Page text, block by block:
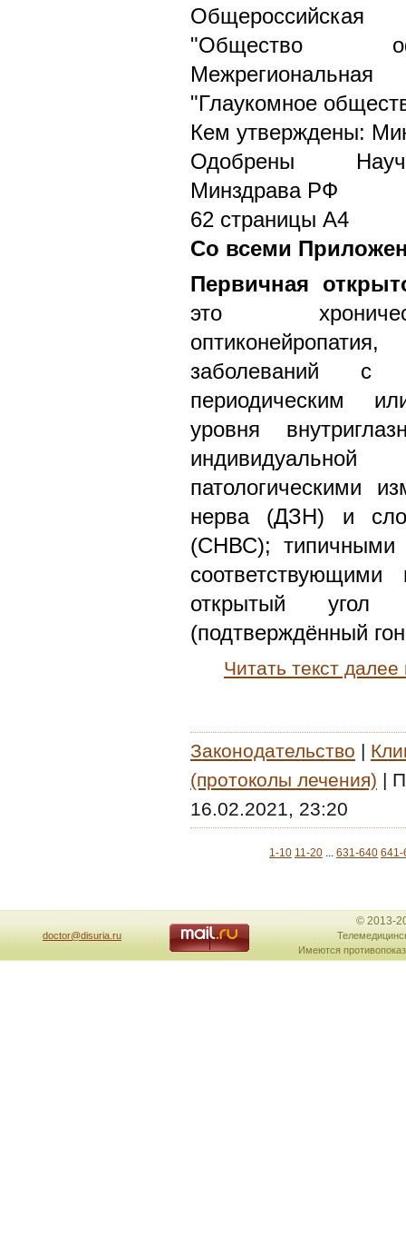
Общероссийская
"Общество
Межрегиональная
"Глаукомное
Кем утверждены:
Одобрены
Минздрава РФ
62 страницы А4
Со всеми
Первичная
это
заболеваний с
периодическим
уровня
патологическими
нерва (ДЗН) и
(СНВС); типичными
открытый
(подтверждённый
Читать текст
Законодательство |
(протоколы лечения) |
16.02.2021, 23:20
1-10 11-20 ... 631-640 641-
doctor@disuria.ru
© 2013-
Имеются